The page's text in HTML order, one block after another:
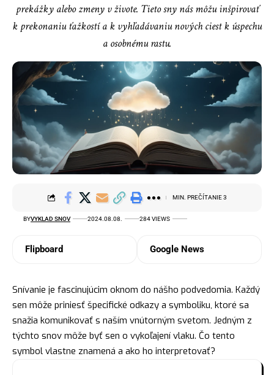
prekážky alebo zmeny v živote. Tieto sny nás môžu inšpirovať
k prekonaniu ťažkostí a k vyhľadávaniu nových ciest k úspechu
a osobnému rastu.
BYVYKLAD SNOV 2024.08.08. 284 VIEWS
MIN. PREČÍTANIE 3
Flipboard Google News
Snívanie je fascinujúcim oknom do nášho podvedomia. Každý
sen môže priniesť špecifické odkazy a symboliku, ktoré sa
snažia komunikovať s naším vnútorným svetom. Jedným z
týchto snov môže byť sen o vykoľajení vlaku. Čo tento
symbol vlastne znamená a ako ho interpretovať?